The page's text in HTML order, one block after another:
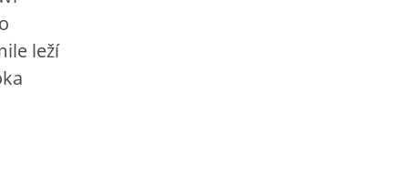
leží